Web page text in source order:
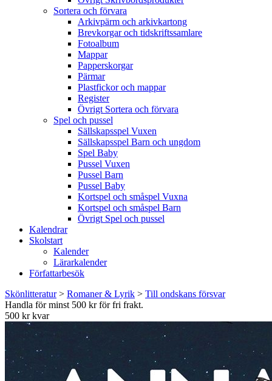
Sortera och förvara
Arkivpärm och arkivkartong
Brevkorgar och tidskriftssamlare
Fotoalbum
Mappar
Papperskorgar
Pärmar
Plastfickor och mappar
Register
Övrigt Sortera och förvara
Spel och pussel
Sällskapsspel Vuxen
Sällskapsspel Barn och ungdom
Spel Baby
Pussel Vuxen
Pussel Barn
Pussel Baby
Kortspel och småspel Vuxna
Kortspel och småspel Barn
Övrigt Spel och pussel
Kalendrar
Skolstart
Kalender
Lärarkalender
Författarbesök
Skönlitteratur> Romaner & Lyrik > Till ondskans försvar
Handla för minst 500 kr för fri frakt.
500 kr kvar